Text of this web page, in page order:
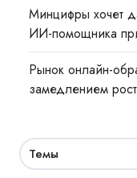
Минцифры хочет
ИИ-помощника
Рынок онлайн-
замедлением
Темы